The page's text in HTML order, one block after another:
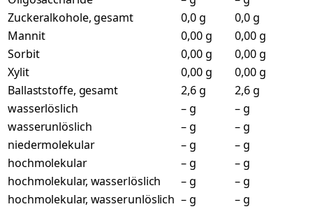
Zuckeralkohole, gesamt
0,0 g
0,0 g
Mannit
0,00 g
0,00 g
Sorbit
0,00 g
0,00 g
Xylit
0,00 g
0,00 g
Ballaststoffe, gesamt
2,6 g
2,6 g
wasserlöslich
– g
– g
wasserunlöslich
– g
– g
niedermolekular
– g
– g
hochmolekular
– g
– g
hochmolekular, wasserlöslich
– g
– g
hochmolekular, wasserunlöslich – g
– g